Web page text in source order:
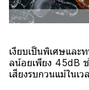
เงียบเป็นพิเศษและ
ลน้อยเพียง 45dB
เสียงรบกวนแม้ในเ